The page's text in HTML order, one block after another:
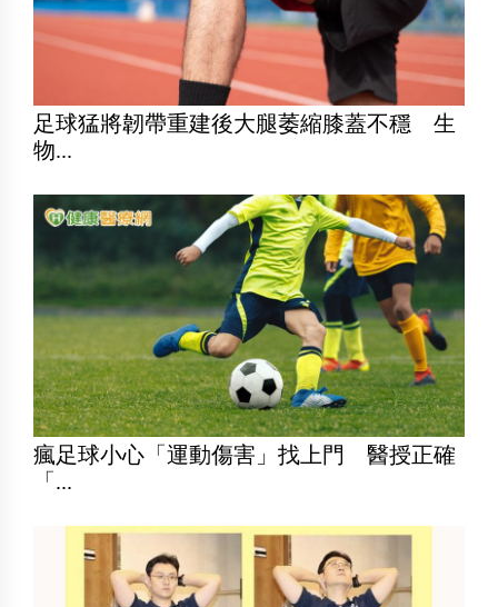
足球猛將韌帶重建後大腿萎縮膝蓋不穩 生
物...
瘋足球小心「運動傷害」找上門 醫授正確
「...